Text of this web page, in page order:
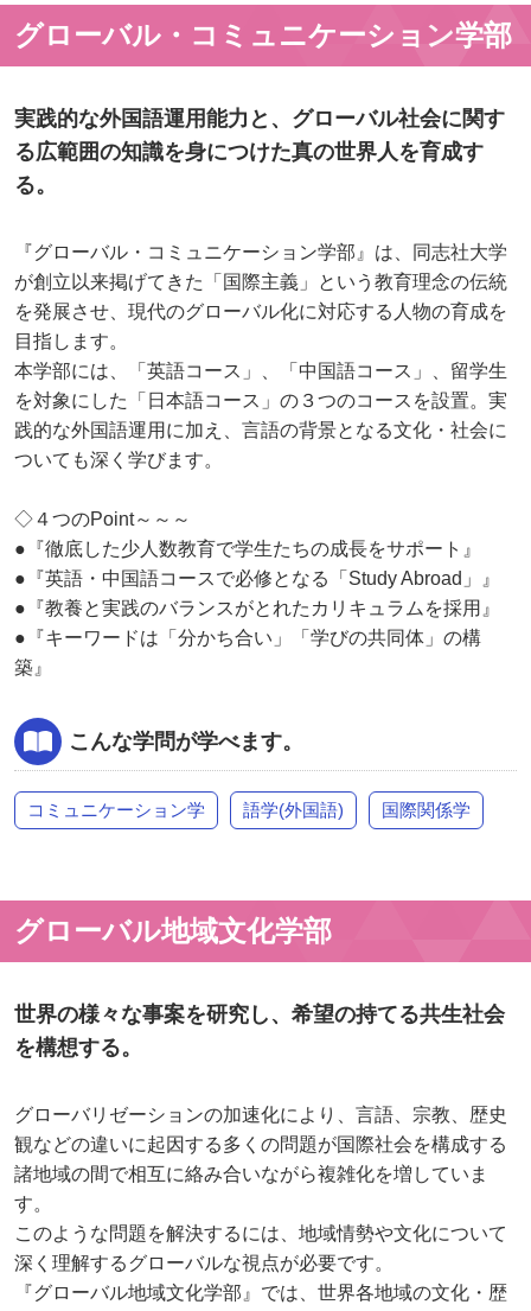
グローバル・コミュニケーション学部
実践的な外国語運用能力と、グローバル社会に関す
る広範囲の知識を身につけた真の世界人を育成す
る。
『グローバル・コミュニケーション学部』は、同志社大学
が創立以来掲げてきた「国際主義」という教育理念の伝統
を発展させ、現代のグローバル化に対応する人物の育成を
目指します。
本学部には、「英語コース」、「中国語コース」、留学生
を対象にした「日本語コース」の３つのコースを設置。実
践的な外国語運用に加え、言語の背景となる文化・社会に
ついても深く学びます。
◇４つのPoint～～～
●『徹底した少人数教育で学生たちの成長をサポート』
●『英語・中国語コースで必修となる「Study Abroad」』
●『教養と実践のバランスがとれたカリキュラムを採用』
●『キーワードは「分かち合い」「学びの共同体」の構
築』
こんな学問が学べます。
コミュニケーション学 語学(外国語) 国際関係学
グローバル地域文化学部
世界の様々な事案を研究し、希望の持てる共生社会
を構想する。
グローバリゼーションの加速化により、言語、宗教、歴史
観などの違いに起因する多くの問題が国際社会を構成する
諸地域の間で相互に絡み合いながら複雑化を増していま
す。
このような問題を解決するには、地域情勢や文化について
深く理解するグローバルな視点が必要です。
『グローバル地域文化学部』では、世界各地域の文化・歴